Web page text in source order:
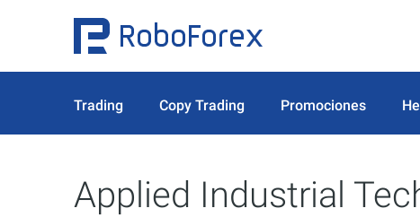
Trading Copy Trading Promociones
Applied Industrial